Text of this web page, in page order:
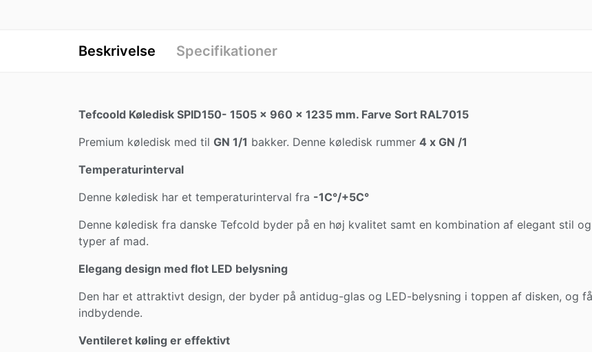
Beskrivelse Specifikationer
Tefcoold Køledisk SPID150- 1505 x 960 x 1235 mm. Farve Sort RAL7015
Premium køledisk med til GN 1/1 bakker. Denne køledisk rummer 4 x GN /1
Temperaturinterval
Denne køledisk har et temperaturinterval fra -1C°/+5C°
Denne køledisk fra danske Tefcold byder på en høj kvalitet samt en kombination af elegant stil
typer af mad.
Elegang design med flot LED belysning
Den har et attraktivt design, der byder på antidug-glas og LED-belysning i toppen af disken, og
indbydende.
Ventileret køling er effektivt